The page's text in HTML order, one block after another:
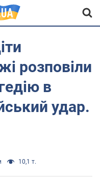
розповіли
в
удар.
10,1 т.